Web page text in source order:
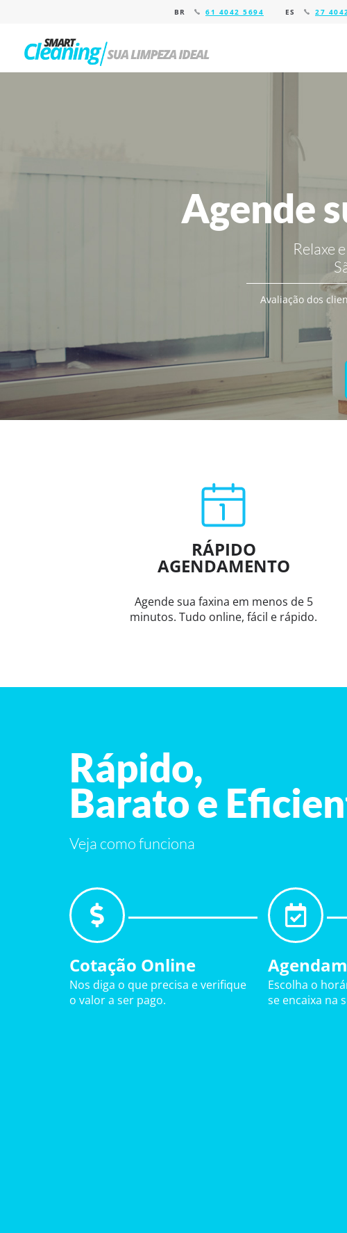
BR 61 4042 5694 ES 27
Agende
Relaxe
Avaliação dos
RÁPIDO
AGENDAMENTO
Agende sua faxina em menos de 5
minutos. Tudo online, fácil e rápido.
Rápido,
Barato e
Veja como funciona
Cotação Online
Nos diga o que precisa e verifique
o valor a ser pago.
Escolha o
se encaixa na